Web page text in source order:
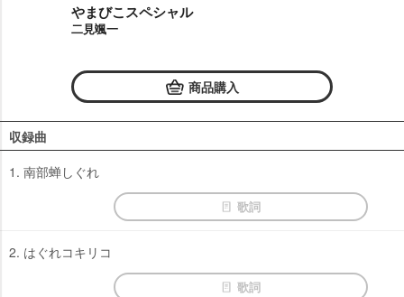
まびこスペシャル
二見颯一
商品購入
収録曲
1. 南部蝉しぐれ
歌詞
2. はぐれコキリコ
歌詞